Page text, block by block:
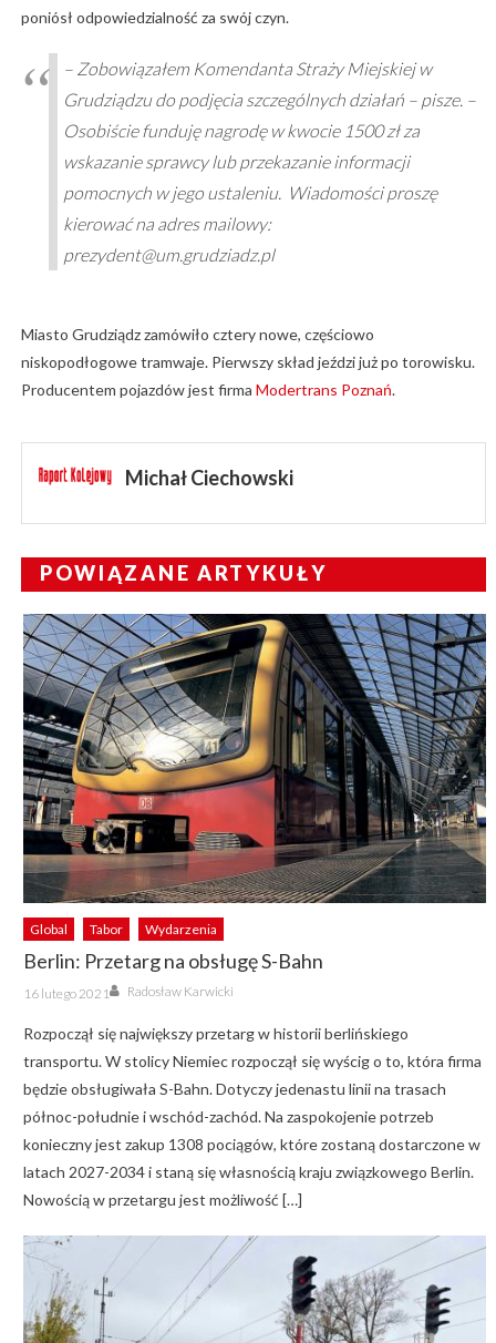
poniósł odpowiedzialność za swój czyn.
– Zobowiązałem Komendanta Straży Miejskiej w
Grudziądzu do podjęcia szczególnych działań – pisze. –
Osobiście funduję nagrodę w kwocie 1500 zł za
wskazanie sprawcy lub przekazanie informacji
pomocnych w jego ustaleniu. Wiadomości proszę
kierować na adres mailowy:
prezydent@um.grudziadz.pl
Miasto Grudziądz zamówiło cztery nowe, częściowo
niskopodłogowe tramwaje. Pierwszy skład jeździ już po torowisku.
Producentem pojazdów jest firma Modertrans Poznań.
Michał Ciechowski
POWIĄZANE ARTYKUŁY
Global Tabor Wydarzenia
Berlin: Przetarg na obsługę S-Bahn
Posted
on
16 lutego 2021 Author
Radosław Karwicki
Rozpoczął się największy przetarg w historii berlińskiego
transportu. W stolicy Niemiec rozpoczął się wyścig o to, która firma
będzie obsługiwała S-Bahn. Dotyczy jedenastu linii na trasach
północ-południe i wschód-zachód. Na zaspokojenie potrzeb
konieczny jest zakup 1308 pociągów, które zostaną dostarczone w
latach 2027-2034 i staną się własnością kraju związkowego Berlin.
Nowością w przetargu jest możliwość […]